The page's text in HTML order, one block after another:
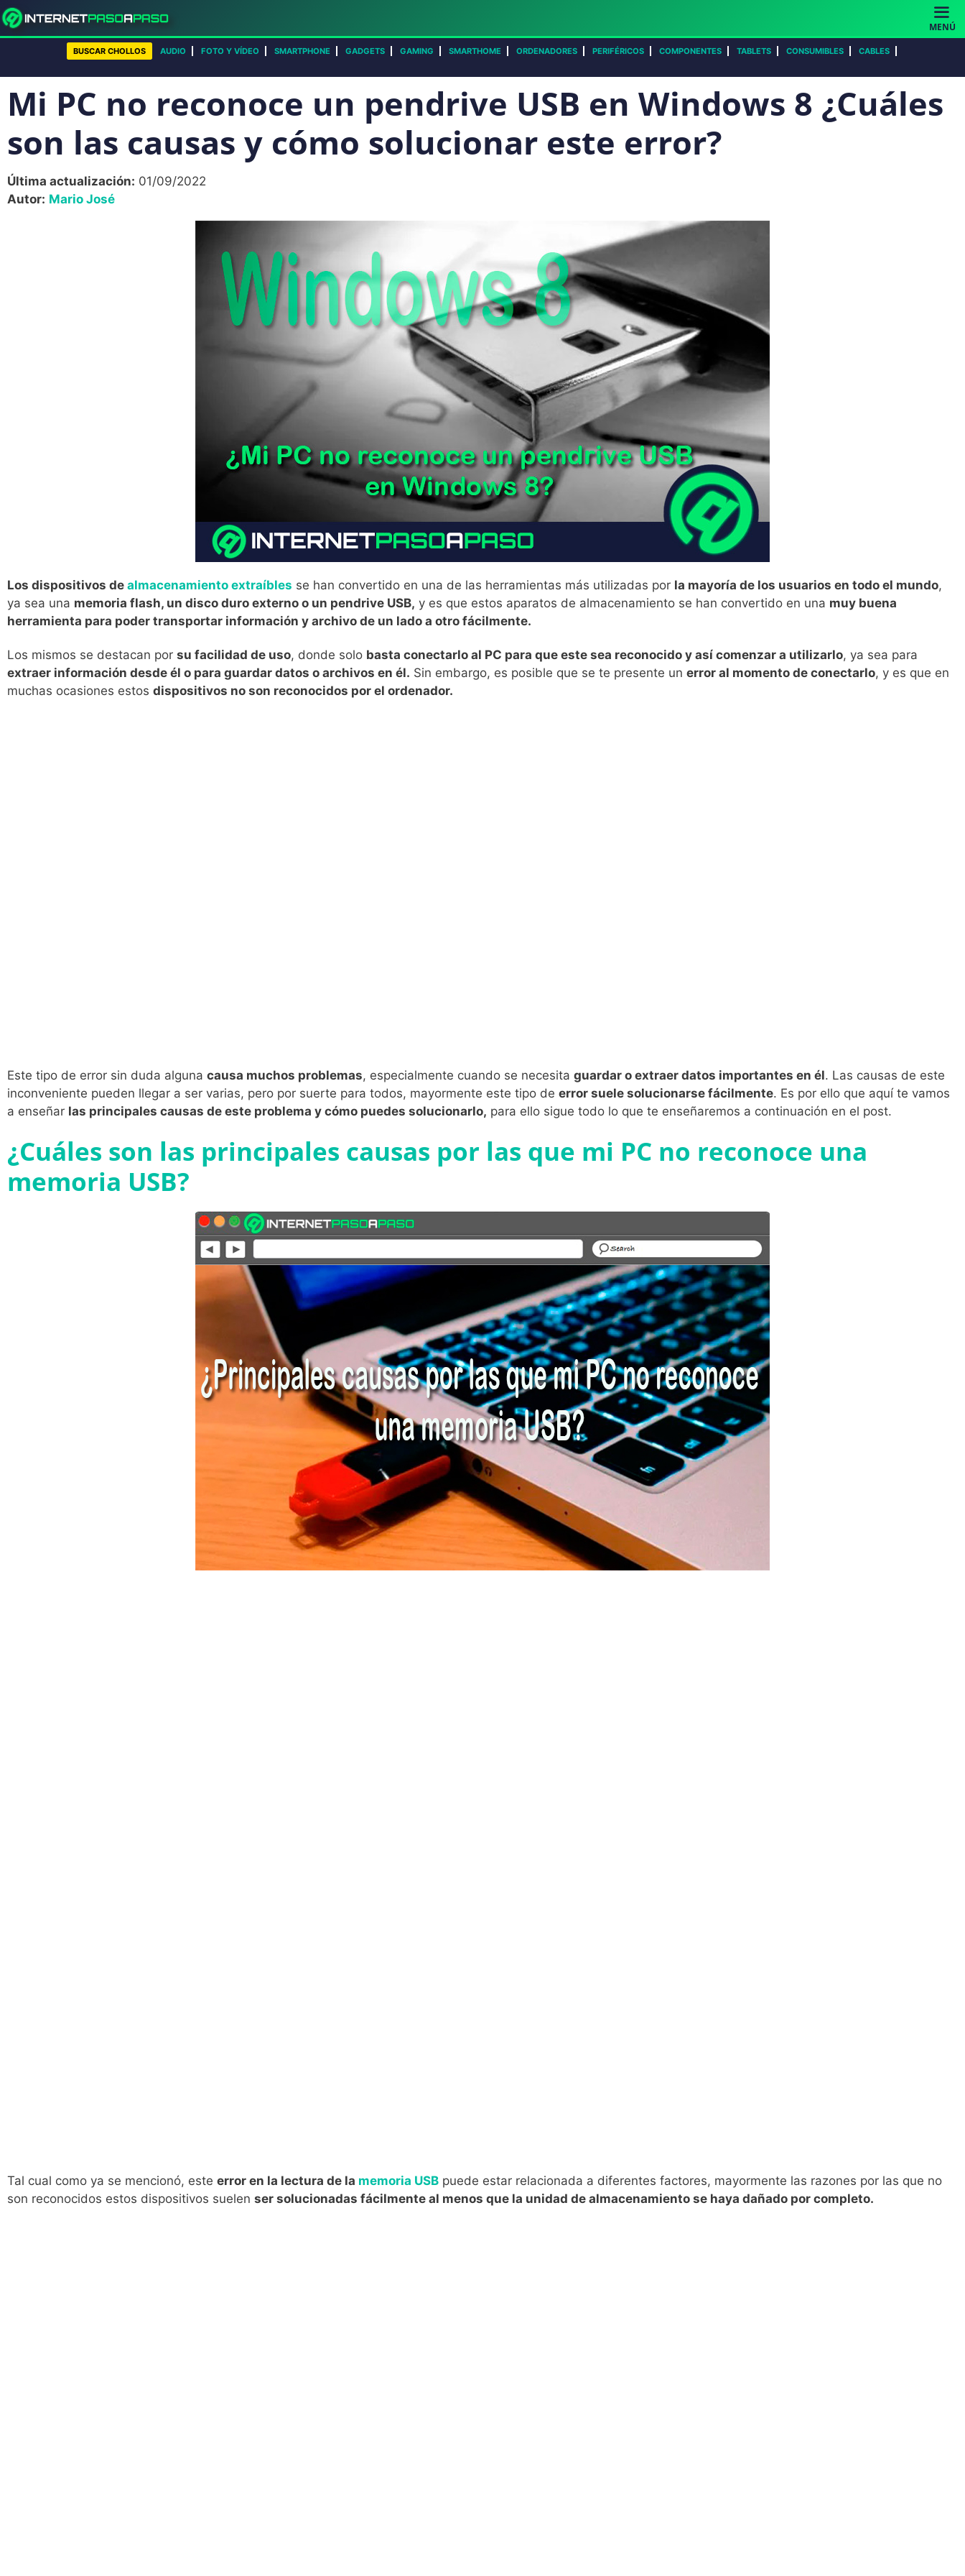
Saltar
al
MENÚ
BUSCAR CHOLLOS AUDIO FOTO Y VÍDEO SMARTPHONE GADGETS GAMING SMARTHOME ORDENADORES PERIFÉRICOS COMPONENTES TABLETS CONSUMIBLES CABLES
Mi PC no reconoce un pendrive USB en Windows 8 ¿Cuáles
son las causas y cómo solucionar este error?
Última actualización: 01/09/2022
Autor: Mario José
Los dispositivos de almacenamiento extraíbles se han convertido en una de las herramientas más utilizadas por la mayoría de los usuarios en todo el mundo,
ya sea una memoria flash, un disco duro externo o un pendrive USB, y es que estos aparatos de almacenamiento se han convertido en una muy buena
herramienta para poder transportar información y archivo de un lado a otro fácilmente.
Los mismos se destacan por su facilidad de uso, donde solo basta conectarlo al PC para que este sea reconocido y así comenzar a utilizarlo, ya sea para
extraer información desde él o para guardar datos o archivos en él. Sin embargo, es posible que se te presente un error al momento de conectarlo, y es que en
muchas ocasiones estos dispositivos no son reconocidos por el ordenador.
Este tipo de error sin duda alguna causa muchos problemas, especialmente cuando se necesita guardar o extraer datos importantes en él. Las causas de este
inconveniente pueden llegar a ser varias, pero por suerte para todos, mayormente este tipo de error suele solucionarse fácilmente. Es por ello que aquí te vamos
a enseñar las principales causas de este problema y cómo puedes solucionarlo, para ello sigue todo lo que te enseñaremos a continuación en el post.
¿Cuáles son las principales causas por las que mi PC no reconoce una
memoria USB?
Tal cual como ya se mencionó, este error en la lectura de la memoria USB puede estar relacionada a diferentes factores, mayormente las razones por las que no
son reconocidos estos dispositivos suelen ser solucionadas fácilmente al menos que la unidad de almacenamiento se haya dañado por completo.